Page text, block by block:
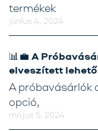
június 4, 2024
termékek
📊💼 A
elveszített
május 5, 2024
A próbavásárlók
opció,